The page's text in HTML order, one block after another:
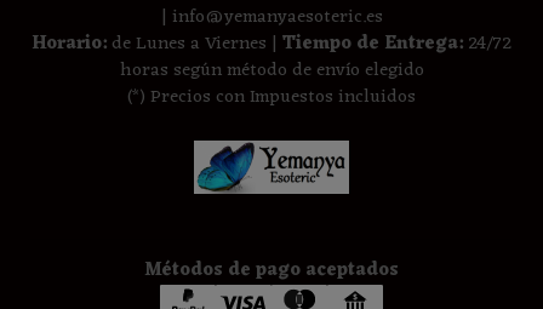
| info@yemanyaesoteric.es
Horario:de Lunes a Viernes | Tiempo de Entrega:24/72
horas según método de envío elegido
(*) Precios con Impuestos incluidos
Métodos de pago aceptados